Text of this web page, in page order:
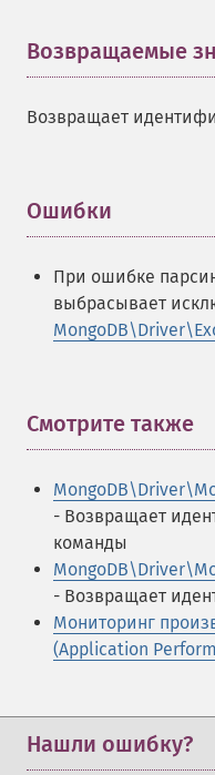
Возвращаемые
Возвращает
Ошибки
При ошибке
выбрасывает
Смотрите также
- Возвращает
команды
- Возвращает
Мониторинг
(Application
Нашли ошибку?